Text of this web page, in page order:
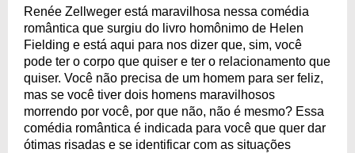
Renée Zellweger está maravilhosa nessa comédia
romântica que surgiu do livro homônimo de Helen
Fielding e está aqui para nos dizer que, sim, você
pode ter o corpo que quiser e ter o relacionamento que
quiser. Você não precisa de um homem para ser feliz,
mas se você tiver dois homens maravilhosos
morrendo por você, por que não, não é mesmo? Essa
comédia romântica é indicada para você que quer dar
ótimas risadas e se identificar com as situações